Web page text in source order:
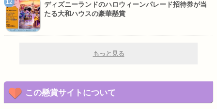
ディズニーランドのハロウィーンパレード招待券が当
たる大和ハウスの豪華懸賞
もっと見る
この懸賞サイトについて